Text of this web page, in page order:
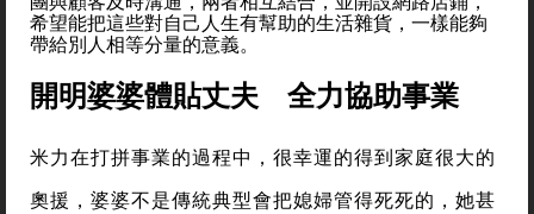
希望能把這些對自己人生有幫助的生活雜貨，一樣能夠
帶給別人相等分量的意義。
開明婆婆體貼丈夫 全力協助事業
米力在打拼事業的過程中，很幸運的得到家庭很大的
奧援，婆婆不是傳統典型會把媳婦管得死死的，她甚